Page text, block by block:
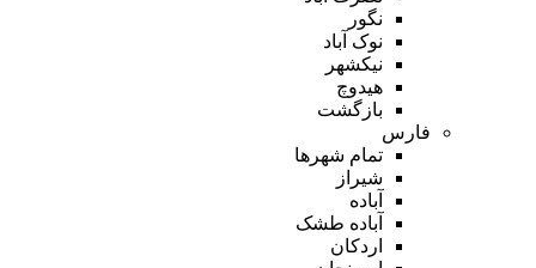
نگور
نوک آباد
نیکشهر
هیدوچ
بازگشت
فارس
تمام شهر‌ها
شیراز
آباده
آباده طشک
اردکان